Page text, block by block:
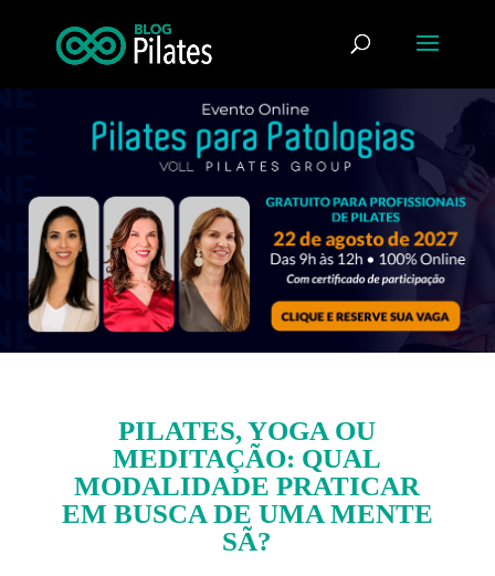
PILATES, YOGA OU
MEDITAÇÃO: QUAL
MODALIDADE PRATICAR
EM BUSCA DE UMA MENTE
SÃ?